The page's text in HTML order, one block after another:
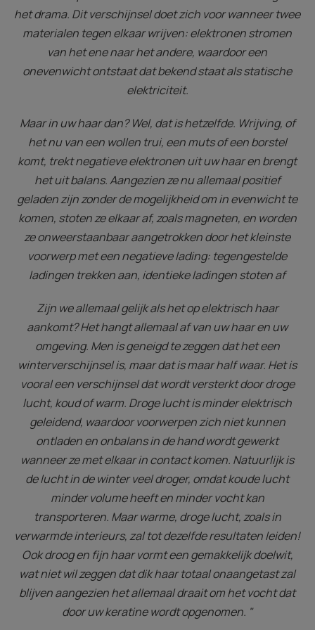
het drama. Dit verschijnsel doet zich voor wanneer twee
materialen tegen elkaar wrijven: elektronen stromen
van het ene naar het andere, waardoor een
onevenwicht ontstaat dat bekend staat als statische
elektriciteit.
Maar in uw haar dan? Wel, dat is hetzelfde. Wrijving, of
het nu van een wollen trui, een muts of een borstel
komt, trekt negatieve elektronen uit uw haar en brengt
het uit balans. Aangezien ze nu allemaal positief
geladen zijn zonder de mogelijkheid om in evenwicht te
komen, stoten ze elkaar af, zoals magneten, en worden
ze onweerstaanbaar aangetrokken door het kleinste
voorwerp met een negatieve lading: tegengestelde
ladingen trekken aan, identieke ladingen stoten af
Zijn we allemaal gelijk als het op elektrisch haar
aankomt? Het hangt allemaal af van uw haar en uw
omgeving. Men is geneigd te zeggen dat het een
winterverschijnsel is, maar dat is maar half waar. Het is
vooral een verschijnsel dat wordt versterkt door droge
lucht, koud of warm. Droge lucht is minder elektrisch
geleidend, waardoor voorwerpen zich niet kunnen
ontladen en onbalans in de hand wordt gewerkt
wanneer ze met elkaar in contact komen. Natuurlijk is
de lucht in de winter veel droger, omdat koude lucht
minder volume heeft en minder vocht kan
transporteren. Maar warme, droge lucht, zoals in
verwarmde interieurs, zal tot dezelfde resultaten leiden!
Ook droog en fijn haar vormt een gemakkelijk doelwit,
wat niet wil zeggen dat dik haar totaal onaangetast zal
blijven aangezien het allemaal draait om het vocht dat
door uw keratine wordt opgenomen. "